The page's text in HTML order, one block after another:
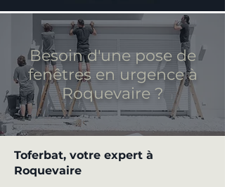
Besoin d'une pose de
fenêtres en urgence à
Roquevaire ?
Toferbat, votre expert à
Roquevaire